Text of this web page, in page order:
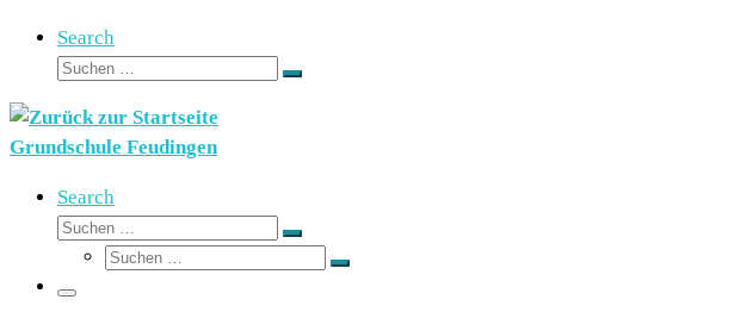
Search
Suche
Suchen …
Grundschule Feudingen
Search
Suche
Suchen …
Suche
Suchen …
Menü